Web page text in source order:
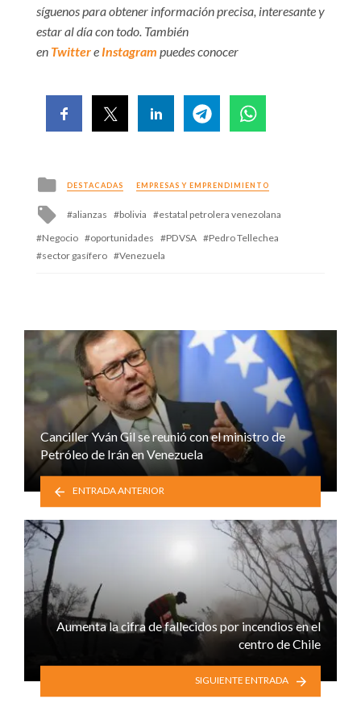
síguenos para obtener información precisa, interesante y
estar al día con todo. También
en Twittere Instagram puedes conocer
Posted
in
DESTACADAS EMPRESAS Y EMPRENDIMIENTO
Tagged
alianzas bolivia
estatal petrolera venezolana
Negocio
oportunidades PDVSA
Pedro Tellechea
sector gasífero
Venezuela
Canciller Yván Gil se reunió con el ministro de
Petróleo de Irán en Venezuela
ENTRADA ANTERIOR
Aumenta la cifra de fallecidos por incendios en el
centro de Chile
SIGUIENTE ENTRADA